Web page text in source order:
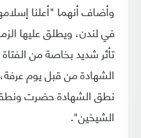
وأضاف أنهما "أعلنا
في لندن، ويطلق عليها
تأثر شديد بخاصة من
الشهادة من قبل يوم عرفة،
نطق الشهادة حضرت
الشيخين".